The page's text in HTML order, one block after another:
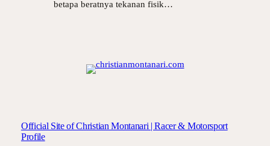
betapa beratnya tekanan fisik…
Official Site of Christian Montanari | Racer & Motorsport
Profile